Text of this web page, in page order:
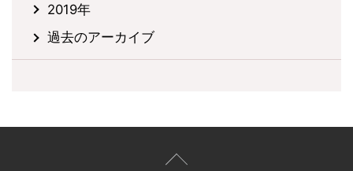
2019年
過去のアーカイブ